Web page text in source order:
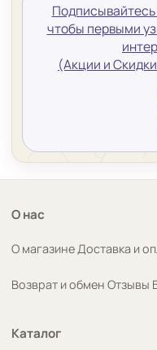
чтобы первыми
(Акции и
О нас
О магазинеДоставка и
Возврат и обмен Отзывы
Каталог